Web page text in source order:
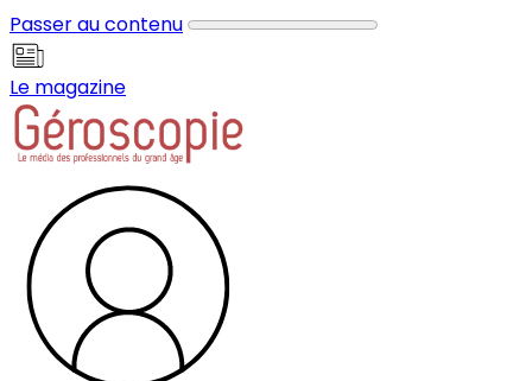
Passer au contenu
Le magazine
Panneau de gestion des cookies